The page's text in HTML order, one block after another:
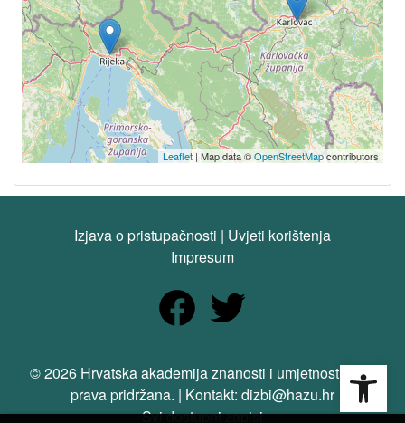
Leaflet | Map data ©OpenStreetMapcontributors
Izjava o pristupačnosti | Uvjeti korištenja
Impresum
© 2026 Hrvatska akademija znanosti i umjetnosti. Sva
prava pridržana. | Kontakt: dizbi@hazu.hr
Svi dostupni zapisi